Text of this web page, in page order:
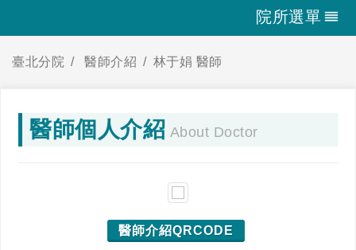
院所選單
臺北分院 醫師介紹 林于娟 醫師
醫師個人介紹 About Doctor
醫師介紹QRCODE